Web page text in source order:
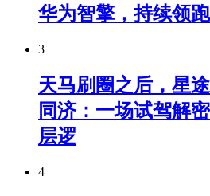
华为智擎，持续领
3
天马刷圈之后，星
同济：一场试驾解
层逻
4